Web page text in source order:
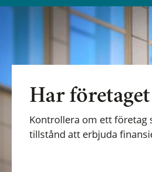
Har
Kontrollera om ett företag
tillstånd att erbjuda